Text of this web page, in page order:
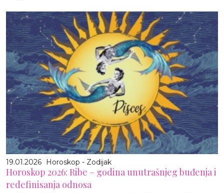
19.01.2026 Horoskop - Zodijak
Horoskop 2026: Ribe – godina unutrašnjeg buđenja i
redefinisanja odnosa